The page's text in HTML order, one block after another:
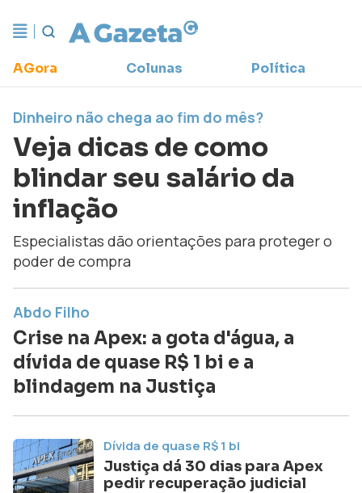
AGora Colunas Política
Dinheiro não chega ao fim do mês?
Veja dicas de como
blindar seu salário da
inflação
Especialistas dão orientações para proteger o
poder de compra
Abdo Filho
Crise na Apex: a gota d'água, a
dívida de quase R$ 1 bi e a
blindagem na Justiça
Dívida de quase R$ 1 bi
Justiça dá 30 dias para Apex
pedir recuperação judicial